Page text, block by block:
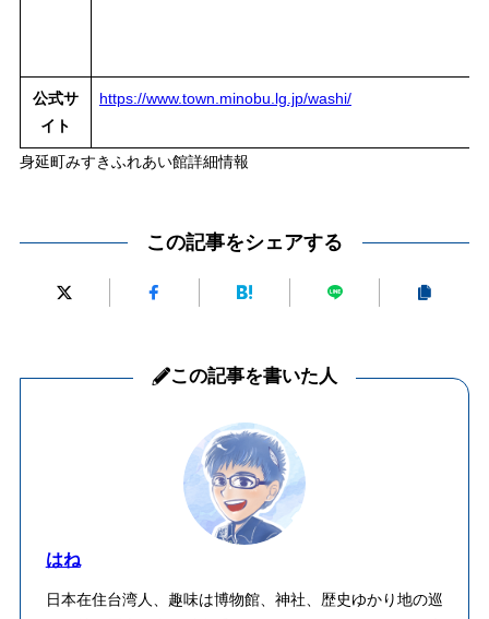
公式サ
イト
https://www.town.minobu.lg.jp/washi/
身延町みすきふれあい館詳細情報
この記事をシェアする
この記事を書いた人
はね
日本在住台湾人、趣味は博物館、神社、歴史ゆかり地の巡